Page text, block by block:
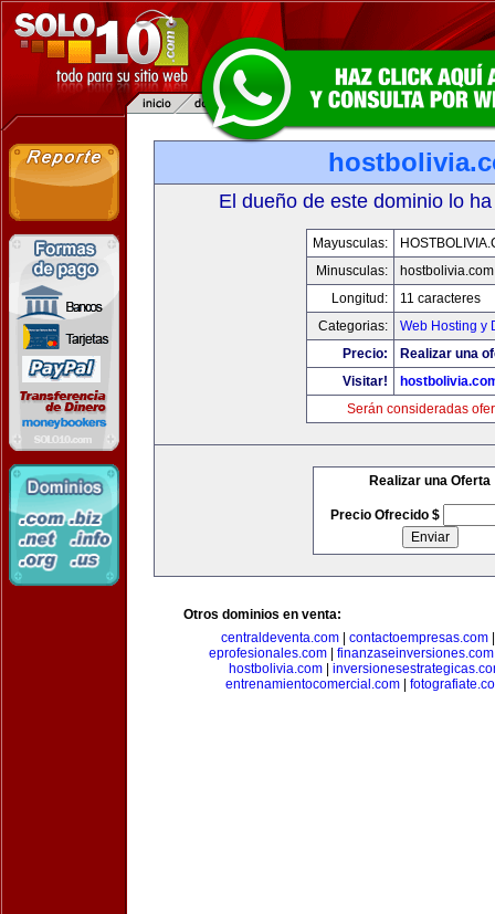
El dueño de este dominio lo
Mayusculas:
Minusculas:
hostbolivia.com
Longitud:
11 caracteres
Categorias:
Web Hosting y
Precio:
Realizar una
Visitar!
Serán consideradas
Realizar una Oferta
Precio Ofrecido $
Otros dominios en venta:
centraldeventa.com
contactoempresas.com
eprofesionales.com
finanzaseinversiones.com
hostbolivia.com
entrenamientocomercial.com